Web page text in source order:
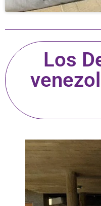
Los